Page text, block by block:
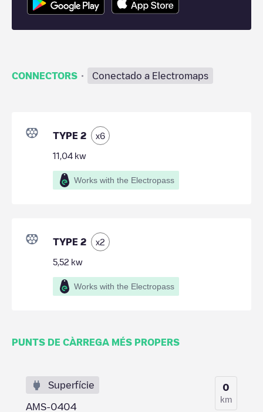
CONNECTORS · Conectado a Electromaps
TYPE 2 x6
11,04 kw
Works with the Electropass
TYPE 2 x2
5,52 kw
Works with the Electropass
PUNTS DE CÀRREGA MÉS PROPERS
Superfície
AMS-0404
0
km